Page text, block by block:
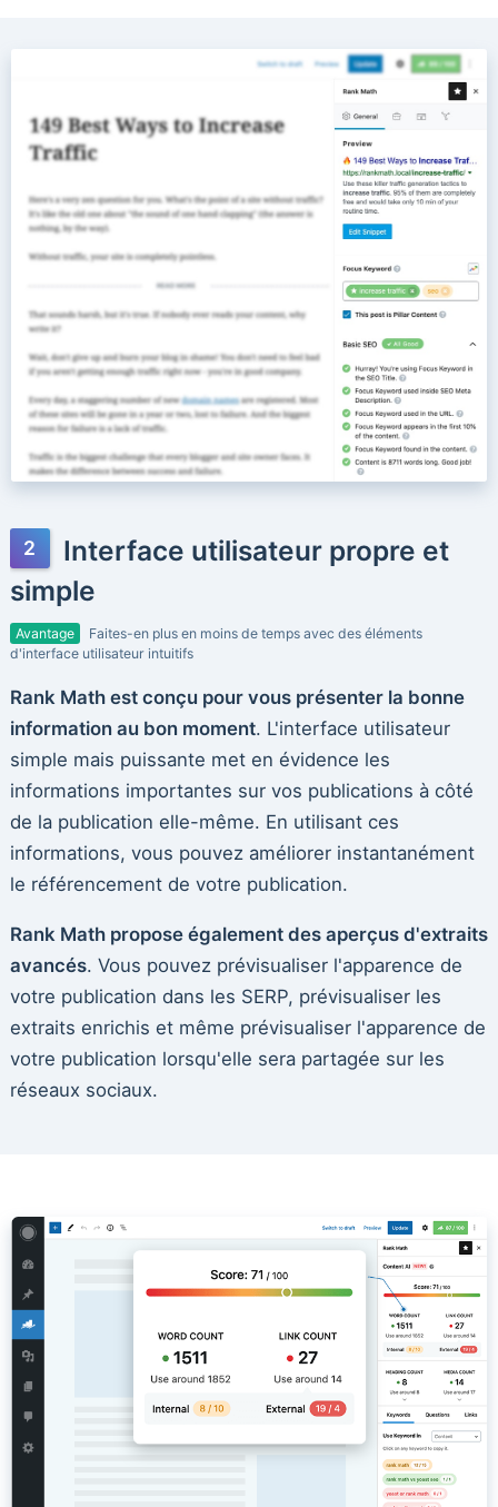
Interface utilisateur propre et
simple
Avantage
Faites-en plus en moins de temps avec des éléments
d'interface utilisateur intuitifs
Rank Math est conçu pour vous présenter la bonne
information au bon moment. L'interface utilisateur
simple mais puissante met en évidence les
informations importantes sur vos publications à côté
de la publication elle-même. En utilisant ces
informations, vous pouvez améliorer instantanément
le référencement de votre publication.
Rank Math propose également des aperçus d'extraits
avancés. Vous pouvez prévisualiser l'apparence de
votre publication dans les SERP, prévisualiser les
extraits enrichis et même prévisualiser l'apparence de
votre publication lorsqu'elle sera partagée sur les
réseaux sociaux.